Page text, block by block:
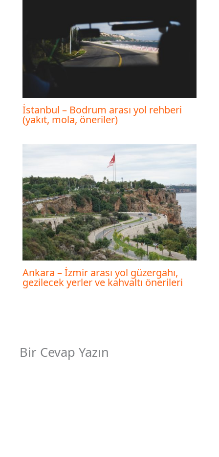
İstanbul – Bodrum arası yol rehberi
(yakıt, mola, öneriler)
Ankara – İzmir arası yol güzergahı,
gezilecek yerler ve kahvaltı önerileri
Bir Cevap Yazın